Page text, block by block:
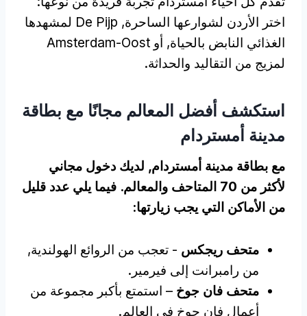
اختر الأردن لشوارعها الساحرة, De Pijp لمشهدها
الغذائي النابض بالحياة, أو Amsterdam-Oost
لمزيج من التقاليد والحداثة.
استكشف أفضل المعالم مجانًا مع بطاقة
مدينة أمستردام
مع بطاقة مدينة أمستردام, لديك دخول مجاني
لأكثر من 70 المتاحف والمعالم. فيما يلي عدد قليل
من الأماكن التي يجب زيارتها:
متحف ريجكس - تعجب من الروائع الهولندية,
من رامبرانت إلى فيرمير.
متحف فان جوخ – استمتع بأكبر مجموعة من
أعمال فان جوخ في العالم.